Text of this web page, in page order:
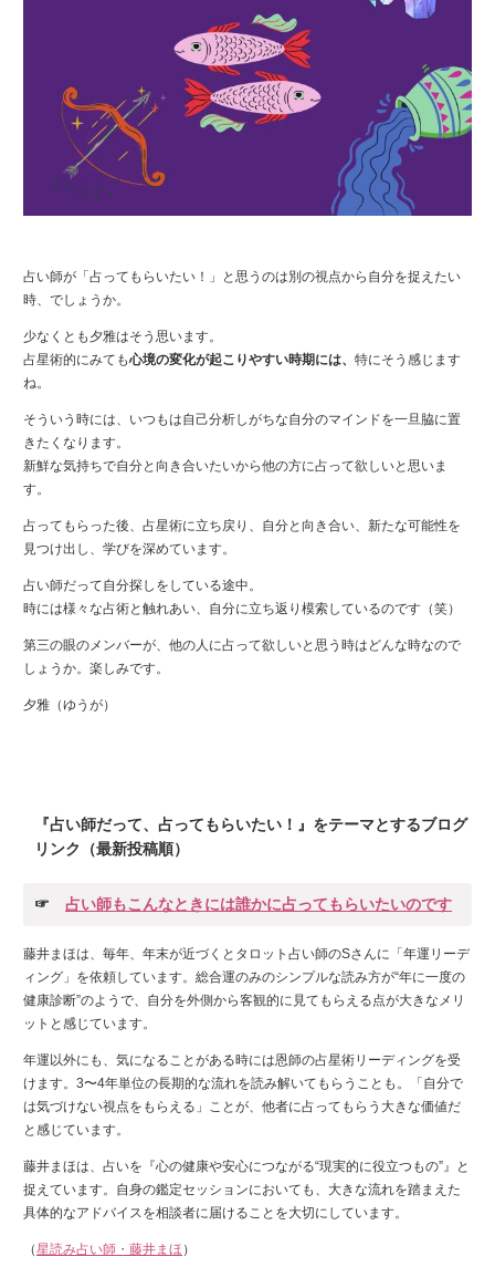
占い師が「占ってもらいたい！」と思うのは別の視点から自分を捉えたい
時、でしょうか。
少なくとも夕雅はそう思います。
占星術的にみても心境の変化が起こりやすい時期には、 特にそう感じます
ね。
そういう時には、いつもは自己分析しがちな自分のマインドを一旦脇に置
きたくなります。
新鮮な気持ちで自分と向き合いたいから他の方に占って欲しいと思いま
す。
占ってもらった後、占星術に立ち戻り、自分と向き合い、新たな可能性を
見つけ出し、学びを深めています。
占い師だって自分探しをしている途中。
時には様々な占術と触れあい、自分に立ち返り模索しているのです（笑）
第三の眼のメンバーが、他の人に占って欲しいと思う時はどんな時なので
しょうか。楽しみです。
夕雅（ゆうが）
『占い師だって、占ってもらいたい！』をテーマとするブログ
リンク（最新投稿順）
☞ 占い師もこんなときには誰かに占ってもらいたいのです
藤井まほは、毎年、年末が近づくとタロット占い師のSさんに「年運リーデ
ィング」を依頼しています。総合運のみのシンプルな読み方が“年に一度の
健康診断”のようで、自分を外側から客観的に見てもらえる点が大きなメリ
ットと感じています。
年運以外にも、気になることがある時には恩師の占星術リーディングを受
けます。3〜4年単位の長期的な流れを読み解いてもらうことも。「自分で
は気づけない視点をもらえる」ことが、他者に占ってもらう大きな価値だ
と感じています。
藤井まほは、占いを『心の健康や安心につながる“現実的に役立つもの”』と
捉えています。自身の鑑定セッションにおいても、大きな流れを踏まえた
具体的なアドバイスを相談者に届けることを大切にしています。
（星読み占い師・藤井まほ ）